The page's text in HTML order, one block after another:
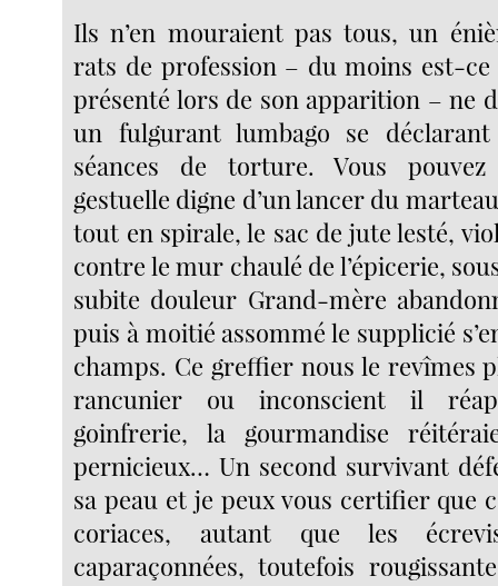
Ils n’en mouraient pas tous, un
rats de profession – du moins est-ce
présenté lors de son apparition – ne
un fulgurant lumbago se
séances de torture. Vous
gestuelle digne d’un lancer du
tout en spirale, le sac de jute lesté,
contre le mur chaulé de l’épicerie,
subite douleur Grand-mère
puis à moitié assommé le supplicié
champs. Ce greffier nous le revîmes
rancunier ou inconscient il
goinfrerie, la gourmandise
pernicieux… Un second survivant
sa peau et je peux vous certifier que
coriaces, autant que les
caparaçonnées, toutefois